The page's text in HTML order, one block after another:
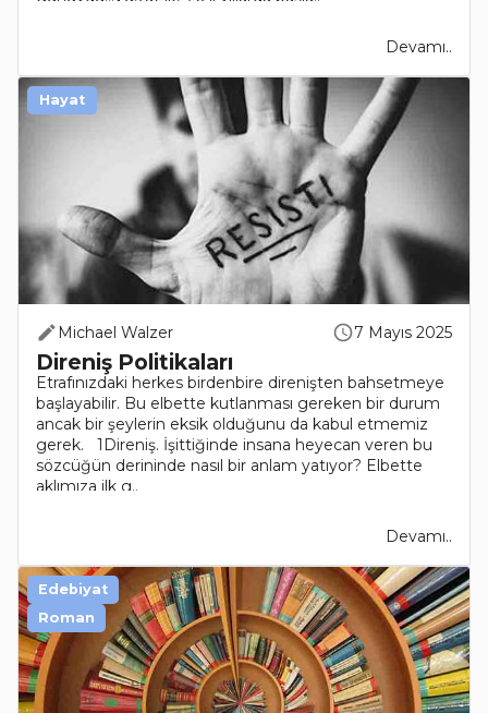
Devamı..
Michael Walzer 7 Mayıs 2025
Direniş Politikaları
Etrafınızdaki herkes birdenbire direnişten bahsetmeye
başlayabilir. Bu elbette kutlanması gereken bir durum
ancak bir şeylerin eksik olduğunu da kabul etmemiz
gerek. 1Direniş. İşittiğinde insana heyecan veren bu
sözcüğün derininde nasıl bir anlam yatıyor? Elbette
aklımıza ilk g..
Devamı..
Hayat
Edebiyat
Roman